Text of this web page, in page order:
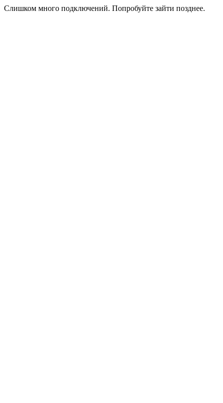
Слишком много подключений. Попробуйте зайти позднее.